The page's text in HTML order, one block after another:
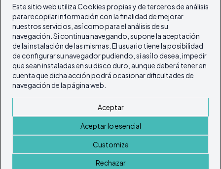
Este sitio web utiliza Cookies propias y de terceros de análisis
para recopilar información con la finalidad de mejorar
nuestros servicios, así como para el análisis de su
navegación. Si continua navegando, supone la aceptación
de la instalación de las mismas. El usuario tiene la posibilidad
de configurar su navegador pudiendo, si así lo desea, impedir
que sean instaladas en su disco duro, aunque deberá tener en
cuenta que dicha acción podrá ocasionar dificultades de
navegación de la página web.
Aceptar
Aceptar lo esencial
Customize
Rechazar